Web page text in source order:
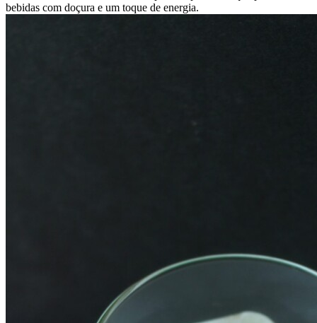
bebidas com doçura e um toque de energia.